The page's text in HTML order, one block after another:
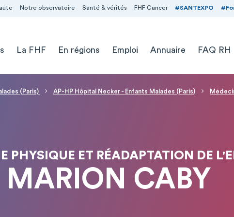
Notre observatoire Santé & vérités FHF Cancer #SANTEXPO
La FHF En régions Emploi Annuaire FAQ RH
(Paris) AP-HP Hôpital Necker - Enfants Malades (Paris)
PHYSIQUE ET RÉADAPTATION DE
MARION CABY